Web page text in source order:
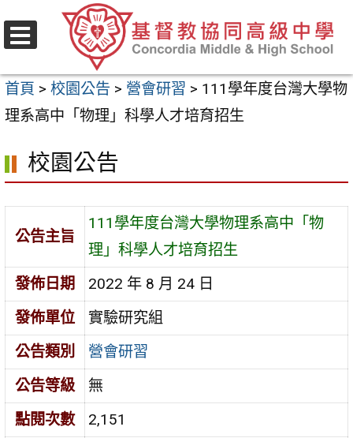
至
要
內
區
首頁 > 校園公告 > 營會研習 > 111學年度台灣大學物
理系高中「物理」科學人才培育招生
校園公告
公告主旨
111學年度台灣大學物理系高中「物
理」科學人才培育招生
發佈日期
2022 年 8 月 24 日
發佈單位
實驗研究組
公告類別
營會研習
公告等級
無
點閱次數
2,151
選
單